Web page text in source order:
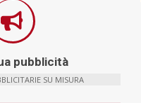
pubblicità
SU MISURA